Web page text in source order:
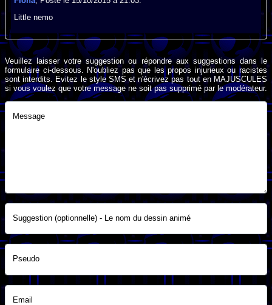
Little nemo
Veuillez laisser votre suggestion ou répondre aux suggestions dans le
formulaire ci-dessous. N'oubliez pas que les propos injurieux ou racistes
sont interdits. Evitez le style SMS et n'écrivez pas tout en MAJUSCULES
si vous voulez que votre message ne soit pas supprimé par le modérateur.
Message
Suggestion (optionnelle) - Le nom du dessin animé
Pseudo
Email